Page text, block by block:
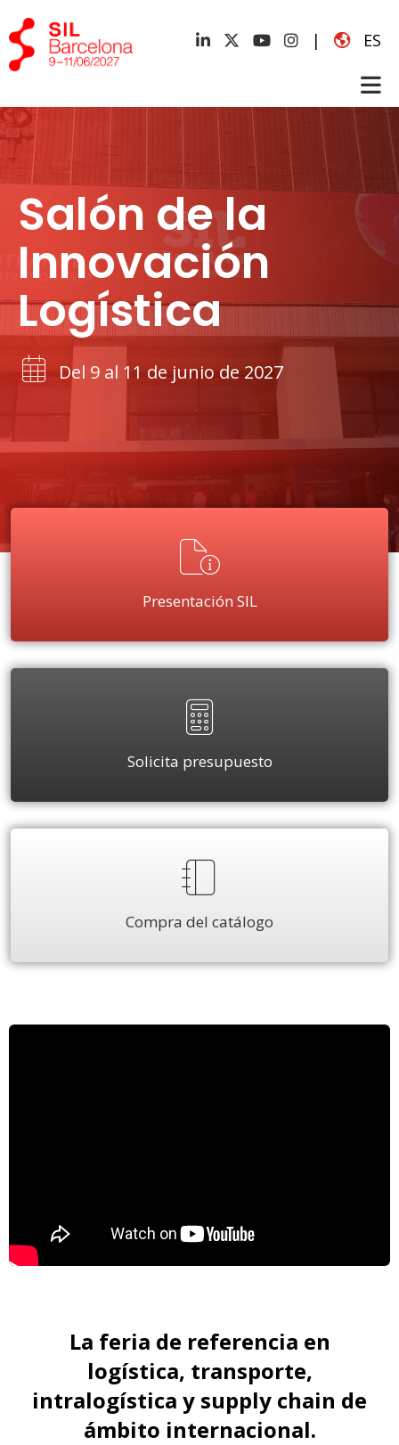
| ES
Salón de la
Innovación
Logística
Del 9 al 11 de junio de 2027
Presentación SIL
Solicita presupuesto
Compra del catálogo
La feria de referencia en
logística, transporte,
intralogística y supply chain de
ámbito internacional.